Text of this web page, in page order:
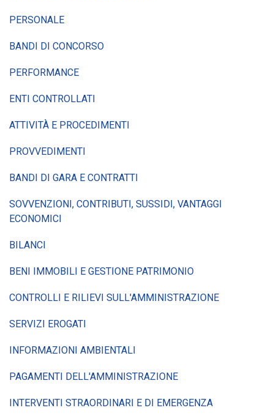
PERSONALE
BANDI DI CONCORSO
PERFORMANCE
ENTI CONTROLLATI
ATTIVITÀ E PROCEDIMENTI
PROVVEDIMENTI
BANDI DI GARA E CONTRATTI
SOVVENZIONI, CONTRIBUTI, SUSSIDI, VANTAGGI
ECONOMICI
BILANCI
BENI IMMOBILI E GESTIONE PATRIMONIO
CONTROLLI E RILIEVI SULL'AMMINISTRAZIONE
SERVIZI EROGATI
INFORMAZIONI AMBIENTALI
PAGAMENTI DELL'AMMINISTRAZIONE
INTERVENTI STRAORDINARI E DI EMERGENZA